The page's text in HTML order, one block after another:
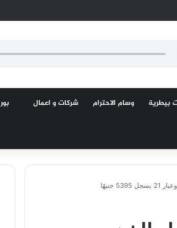
بيطرية وسام الاحترام شركات و اعمال